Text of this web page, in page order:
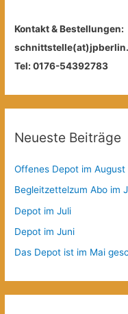
Kontakt & Bestellungen:
Tel: 0176-54392783
Neueste Beiträge
Offenes Depot im August
Begleitzettelzum Abo im
Depot im Juli
Depot im Juni
Das Depot ist im Mai